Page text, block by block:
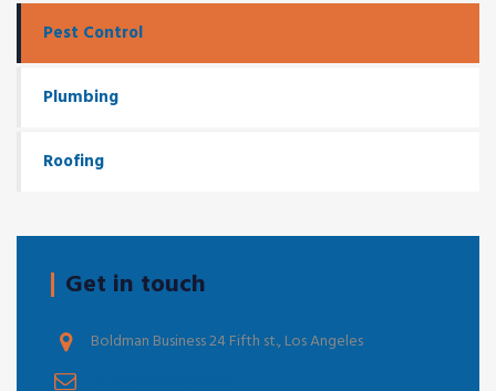
Pest Control
Plumbing
Roofing
Get in touch
Boldman Business 24 Fifth st., Los Angeles